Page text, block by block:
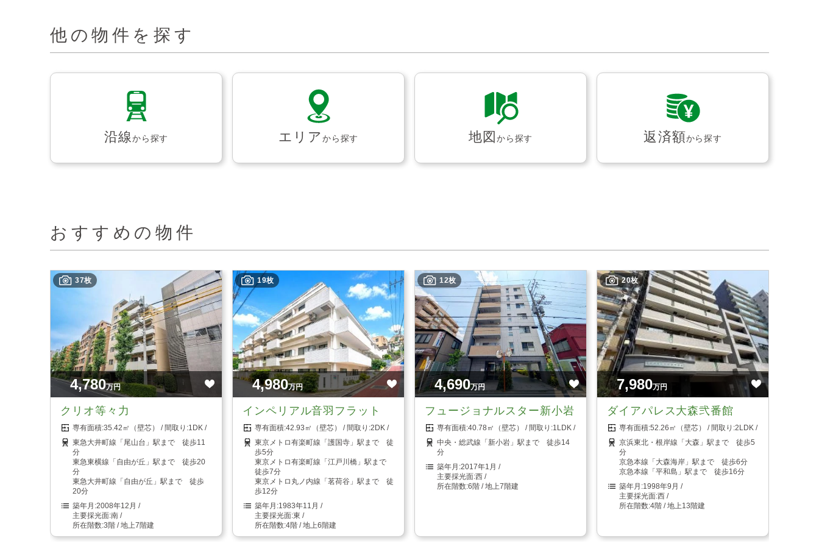
他の物件を探す
沿線から探す エリアから探す 地図から探す 返済額から探す
おすすめの物件
37枚
4,780万円
クリオ等々力
35.42㎡（壁芯）
1DK
東急大井町線「尾山台」駅まで 徒歩11
分
東急東横線「自由が丘」駅まで 徒歩20
分
東急大井町線「自由が丘」駅まで 徒歩
20分
2008年12月
南
3階 / 地上7階建
19枚
4,980万円
インペリアル音羽フラット
42.93㎡（壁芯）
2DK
東京メトロ有楽町線「護国寺」駅まで 徒
歩5分
東京メトロ有楽町線「江戸川橋」駅まで
徒歩7分
東京メトロ丸ノ内線「茗荷谷」駅まで 徒
歩12分
1983年11月
東
4階 / 地上6階建
12枚
4,690万円
フュージョナルスター新小岩
40.78㎡（壁芯）
1LDK
中央・総武線「新小岩」駅まで 徒歩14
分
2017年1月
西
6階 / 地上7階建
20枚
7,980万円
ダイアパレス大森弐番館
52.26㎡（壁芯）
2LDK
京浜東北・根岸線「大森」駅まで 徒歩5
分
京急本線「大森海岸」駅まで 徒歩6分
京急本線「平和島」駅まで 徒歩16分
1998年9月
西
4階 / 地上13階建